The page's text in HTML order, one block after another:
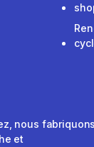
nous fabriquons
et